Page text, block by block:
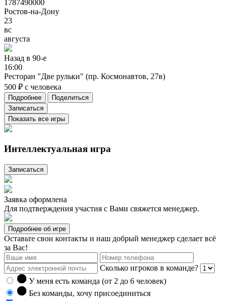
1787490000
Ростов-на-Дону
23
вс
августа
Назад в 90-е
16:00
Ресторан "Две рульки" (пр. Космонавтов, 27в)
500 ₽ с человека
Подробнее
Поделиться
Записаться
Показать все игры
Интеллектуальная игра
Записаться
Заявка оформлена
Для подтверждения участия с Вами свяжется менеджер.
Подробнее об игре
Оставьте свои контакты и наш добрый менеджер сделает всё
за Вас!
Сколько игроков в команде?
У меня есть команда (от 2 до 6 человек)
Без команды, хочу присоединиться